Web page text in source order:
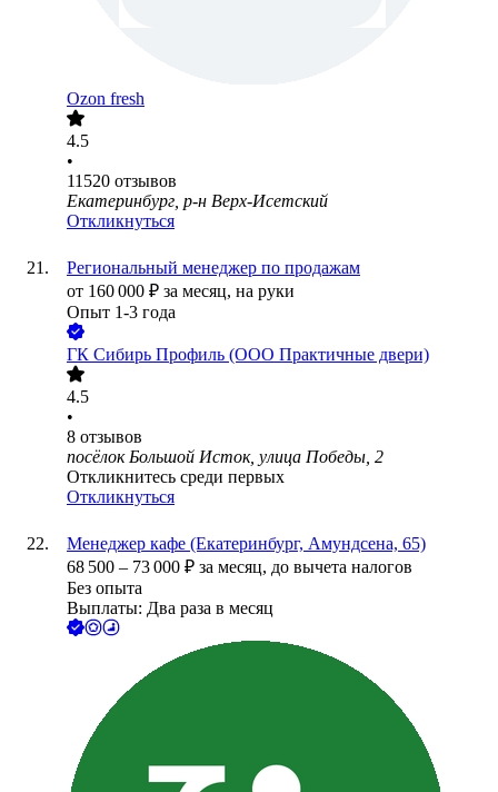
Ozon fresh
4.5
•
11520 отзывов
Екатеринбург, р-н Верх-Исетский
Откликнуться
Региональный менеджер по продажам
от 160 000 ₽ за месяц, на руки
Опыт 1-3 года
ГК Сибирь Профиль (ООО Практичные двери)
4.5
•
8 отзывов
посёлок Большой Исток, улица Победы, 2
Откликнитесь среди первых
Откликнуться
Менеджер кафе (Екатеринбург, Амундсена, 65)
68 500 – 73 000 ₽ за месяц, до вычета налогов
Без опыта
Выплаты: Два раза в месяц